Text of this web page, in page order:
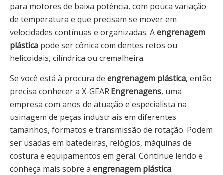
para motores de baixa potência, com pouca variação
de temperatura e que precisam se mover em
velocidades contínuas e organizadas. Aengrenagem
plástica pode ser cônica com dentes retos ou
helicoidais, cilíndrica ou cremalheira.
Se você está à procura de engrenagem plástica, então
precisa conhecer a X-GEAR Engrenagens, uma
empresa com anos de atuação e especialista na
usinagem de peças industriais em diferentes
tamanhos, formatos e transmissão de rotação. Podem
ser usadas em batedeiras, relógios, máquinas de
costura e equipamentos em geral. Continue lendo e
conheça mais sobre a engrenagem plástica.